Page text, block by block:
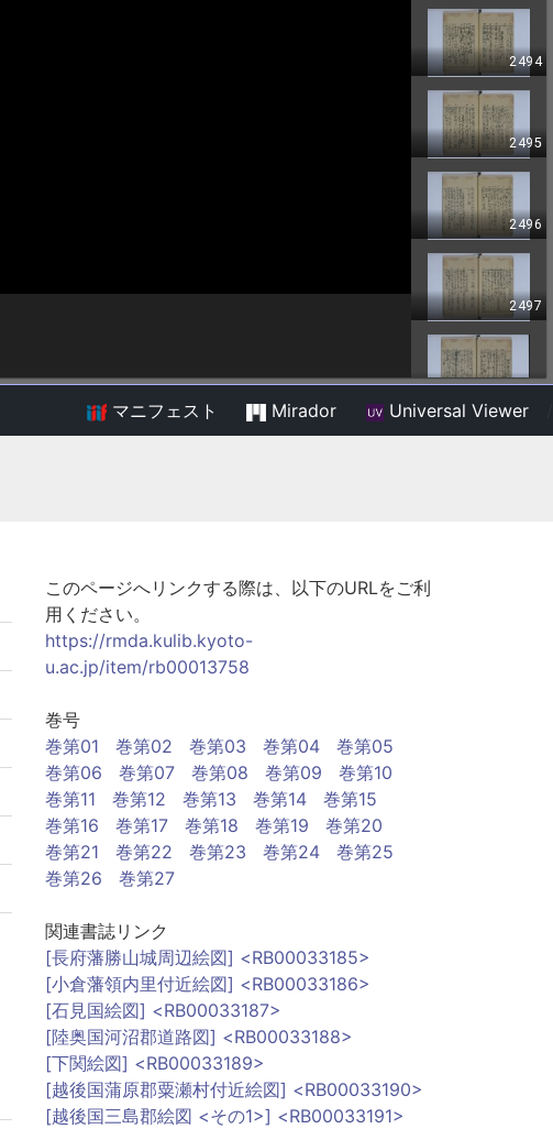
マニフェスト Mirador Universal Viewer
このページへリンクする際は、以下のURLをご利
用ください。
https://rmda.kulib.kyoto-
u.ac.jp/item/rb00013758
巻号
巻第01
巻第02 巻第03 巻第04
巻第05
巻第06
巻第07 巻第08 巻第09
巻第10
巻第11
巻第12 巻第13 巻第14
巻第15
巻第16
巻第17 巻第18 巻第19
巻第20
巻第21
巻第22 巻第23 巻第24
巻第25
巻第26
巻第27
関連書誌リンク
[長府藩勝山城周辺絵図] <RB00033185>
[小倉藩領内里付近絵図] <RB00033186>
[石見国絵図] <RB00033187>
[陸奥国河沼郡道路図] <RB00033188>
[下関絵図] <RB00033189>
[越後国蒲原郡粟瀬村付近絵図] <RB00033190>
[越後国三島郡絵図 <その1>] <RB00033191>